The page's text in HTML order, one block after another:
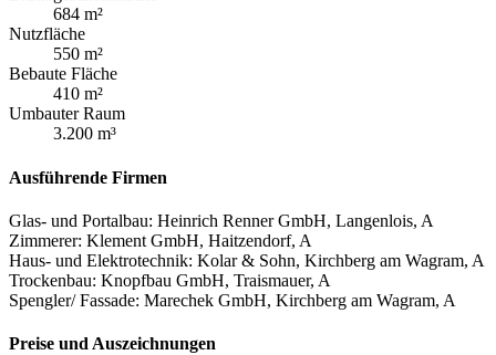
684 m²
Nutzfläche
550 m²
Bebaute Fläche
410 m²
Umbauter Raum
3.200 m³
Ausführende Firmen
Glas- und Portalbau: Heinrich Renner GmbH, Langenlois, A
Zimmerer: Klement GmbH, Haitzendorf, A
Haus- und Elektrotechnik: Kolar & Sohn, Kirchberg am Wagram, A
Trockenbau: Knopfbau GmbH, Traismauer, A
Spengler/ Fassade: Marechek GmbH, Kirchberg am Wagram, A
Preise und Auszeichnungen